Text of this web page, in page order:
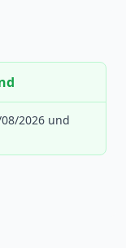
2026 und